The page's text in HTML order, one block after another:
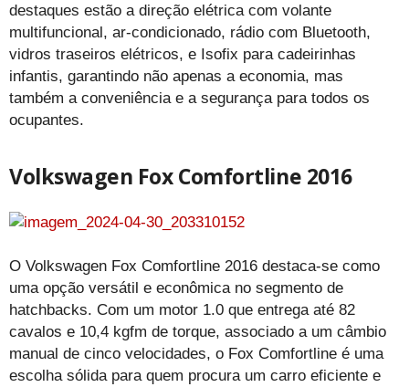
destaques estão a direção elétrica com volante
multifuncional, ar-condicionado, rádio com Bluetooth,
vidros traseiros elétricos, e Isofix para cadeirinhas
infantis, garantindo não apenas a economia, mas
também a conveniência e a segurança para todos os
ocupantes.
Volkswagen Fox Comfortline 2016
O Volkswagen Fox Comfortline 2016 destaca-se como
uma opção versátil e econômica no segmento de
hatchbacks. Com um motor 1.0 que entrega até 82
cavalos e 10,4 kgfm de torque, associado a um câmbio
manual de cinco velocidades, o Fox Comfortline é uma
escolha sólida para quem procura um carro eficiente e